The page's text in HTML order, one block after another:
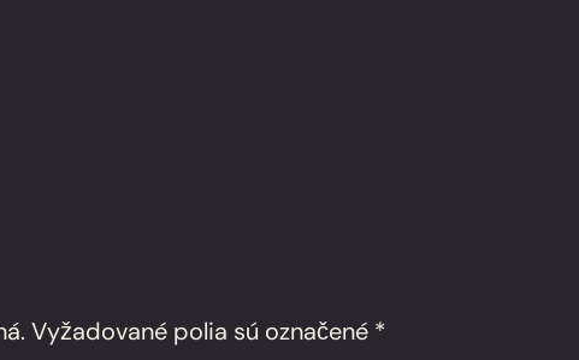
Vyžadované polia sú označené *